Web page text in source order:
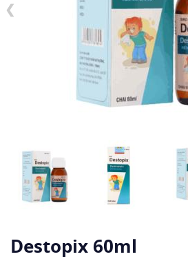
❮
Destopix 60ml